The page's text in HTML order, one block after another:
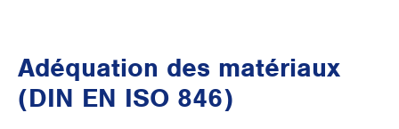
Adéquation des matériaux
(DIN EN ISO 846)